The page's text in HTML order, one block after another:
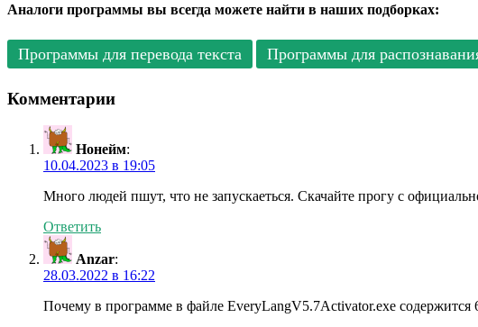
Аналоги программы вы всегда можете найти в наших подборках:
Программы для перевода текста Программы для
Комментарии
Нонейм:
10.04.2023 в 19:05
Много людей пшут, что не запускаеться. Скачайте прогу с
Ответить
Anzar:
28.03.2022 в 16:22
Почему в программе в файле EveryLangV5.7Activator.exe содержится